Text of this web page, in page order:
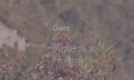
Gent
09/235.26.30
Info@fzovl.be